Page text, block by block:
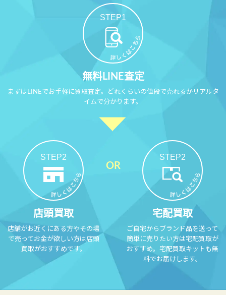
STEP1
無料LINE査定
まずはLINEでお手軽に買取査定。どれくらいの値段で売れるかリアルタ
イムで分かります。
STEP2
店頭買取
店舗がお近くにある方やその場
で売ってお金が欲しい方は店頭
買取がおすすめです。
STEP2
宅配買取
ご自宅からブランド品を送って
簡単に売りたい方は宅配買取が
おすすめ。宅配買取キットも無
料でお届けします。